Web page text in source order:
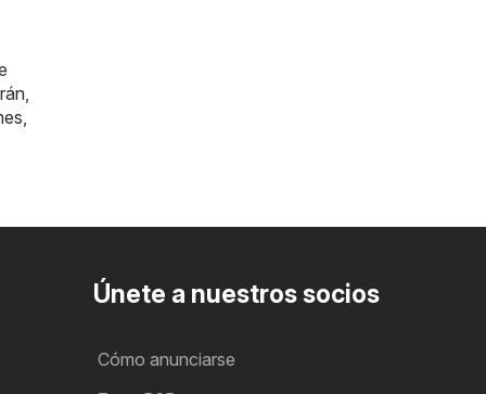
,
,
Únete a nuestros socios
Cómo anunciarse